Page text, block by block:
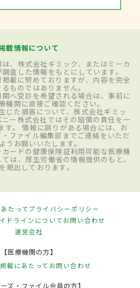
載情報について
、株式会社ギミック、またはミーカ
査した情報をもとにしています。
載に努めておりますが、内容を完全
ものではありません。
へ受診を希望される場合は、事前に
機関に直接ご確認ください。
じた損害について、株式会社ギミッ
ー株式会社ではその賠償の責任を一
す。 情報に誤りがある場合には、お
ファイル編集部までご連絡をいただ
うお願いいたします。
ードの健康保険証利用可能な医療機
は、厚生労働省の情報提供のもと、
掲出しております。
たってプライバシーポリシー
ドラインについてお問い合わせ
運営会社
【医療機関の方】
載にあたって お問い合わせ
ーズ・ファイル会員の方】